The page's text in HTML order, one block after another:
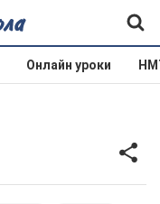
Онлайн уроки